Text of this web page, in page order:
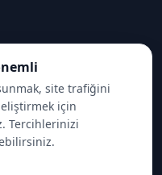
site trafiğini
için
Tercihlerinizi